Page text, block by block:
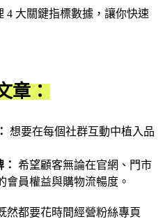
4 大關鍵指標數據，讓你快速
章：
想要在每個社群互動中植入品
希望顧客無論在官網、門市
會員權益與購物流暢度。
然都要花時間經營粉絲專頁